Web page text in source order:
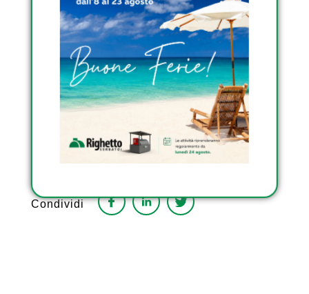
SCOPRI I SERBATOI DA
ESTERNO OMOLOGATI
DI RIGHETTO
SCOPRI I SERBATOI
INTERRATI DI RIGHETTO
SCOPRI I SERBATOI
TRASPORTABILI
OMOLOGATI DI
RIGHETTO
Condividi